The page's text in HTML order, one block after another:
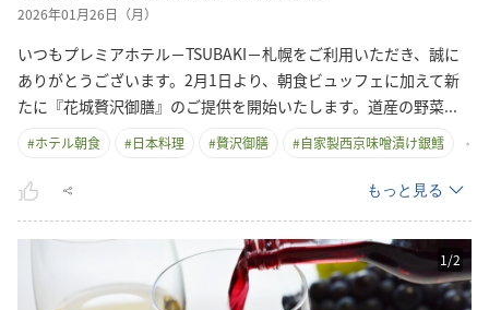
2026年01月26日（月）
いつもプレミアホテル－TSUBAKI－札幌をご利用いただき、誠に
ありがとうございます。2月1日より、朝食ビュッフェに加えて新
たに『花城贅沢御膳』のご提供を開始いたします。道産の野菜...
#ホテル朝食 #日本料理 #贅沢御膳 #自家製西京味噌漬け銀鱈
もっと見る
1/2